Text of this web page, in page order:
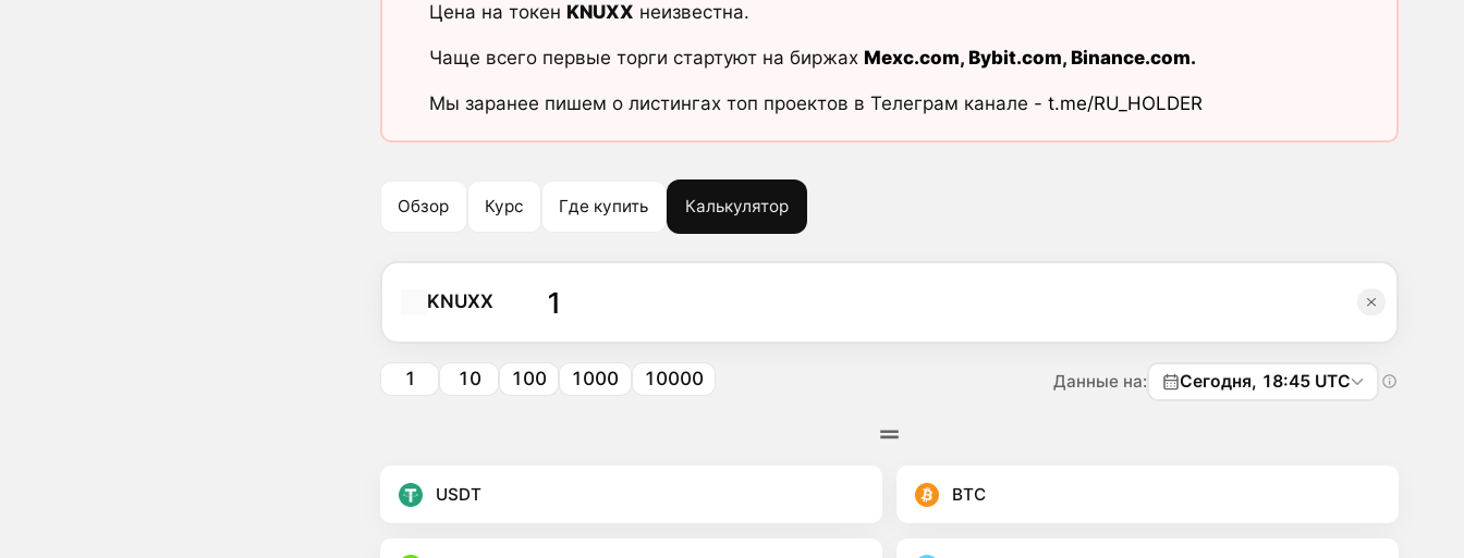
Цена на токен KNUXX неизвестна.
Чаще всего первые торги стартуют на биржах Mexc.com, Bybit.com, Binance.com.
Мы заранее пишем о листингах топ проектов в Телеграм канале - t.me/RU_HOLDER
Обзор Курс Где купить Калькулятор
KNUXX
1 10 100 1000 10000 Данные на: Сегодня, 18:45 UTC
USDT BTC